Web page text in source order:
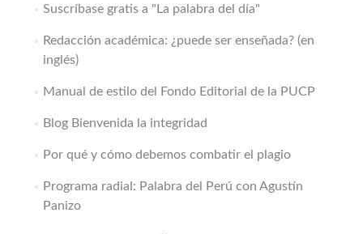
Suscríbase gratis a "La palabra del día"
Redacción académica: ¿puede ser enseñada? (en
inglés)
Manual de estilo del Fondo Editorial de la PUCP
Blog Bienvenida la integridad
Por qué y cómo debemos combatir el plagio
Programa radial: Palabra del Perú con Agustín
Panizo